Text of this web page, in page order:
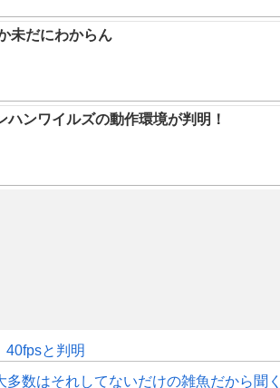
未だにわからん
ハンワイルズの動作環境が判明！
40fpsと判明
数はそれしてないだけの雑魚だから聞